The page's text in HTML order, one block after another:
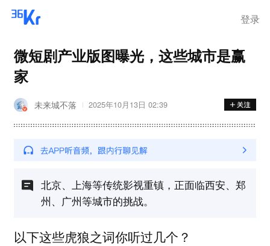
登录
微短剧产业版图曝光，这些城市是赢
家
未来城不落 2025年10月13日 02:39
北京、上海等传统影视重镇，正面临西安、郑
州、广州等城市的挑战。
以下这些虎狼之词你听过几个？